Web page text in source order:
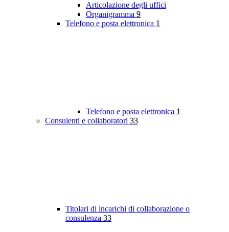
Articolazione degli uffici
Organigramma 9
Telefono e posta elettronica 1
Telefono e posta elettronica 1
Consulenti e collaboratori 33
Titolari di incarichi di collaborazione o
consulenza 33